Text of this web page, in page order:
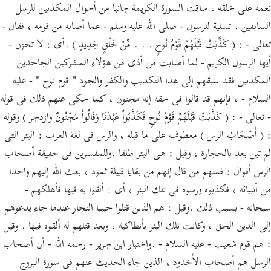
نعمه على خلقه ، ساقت السورة الكريمة جانبا من أحوال المكذبين للرسل
السابقين . تسلية للرسول - صلى الله عليه وسلم - عما أصابه من قومه ، فقال -
تعالى - : ( كَذَّبَتْ قَبْلَهُمْ قَوْمُ نُوحٍ . . . مِّنْ خَلْقٍ جَدِيدٍ ) .أى : لا تحزن -
أيها الرسول الكريم - لما أصابت من أذى من هؤلاء المشركين الجاحدين
المكذبين فقد سبقهم إلى هذا التكذيب والكفر والجود " قوم نوح " - عليه
السلام - ، فإنهم قد قالوا فى حقه إنه مجنون ، كما حكى عنهم ذلك فى قوله
- تعالى - : ( كَذَّبَتْ قَبْلَهُمْ قَوْمُ نُوحٍ فَكَذَّبُواْ عَبْدَنَا وَقَالُواْ مَجْنُونٌ وازدجر ) وقوله
: ( أَصْحَابُ الرس ) معطوف على ما قبله ، والرس فى لغة العرب : البئر التى
لم تبن بعد بالحجارة ، وقيل : هى البئر طلقا .وللمفسرين فى حقيقة أصحاب
الرس أقوال : فمنهم من قال إنهم من بقايا قبيلة ثمود ، بعث الله إليهم واحدا
من أنبيائه ، فكذبوه ورسوه فى تلك البئر ، أى : ألقوا به فيها فأهلكهم -
سبحانه - بسبب ذلك .وقيل : هم الذين قتلوا حبيبا النجار عندما جاء يدعوهم
إلى الدين الحق ، وكانت تلك البئر بأنطاكية ، وبعد قتلهم له ألقوه فيها . وقيل
: هم قوم شعيب - عليه السلام - .واختبار ابن جرير - رحمه الله - أن أصحاب
الرسل هم أصحاب الأخدود ، الذين جاء الحديث عنهم فى سورة البروج